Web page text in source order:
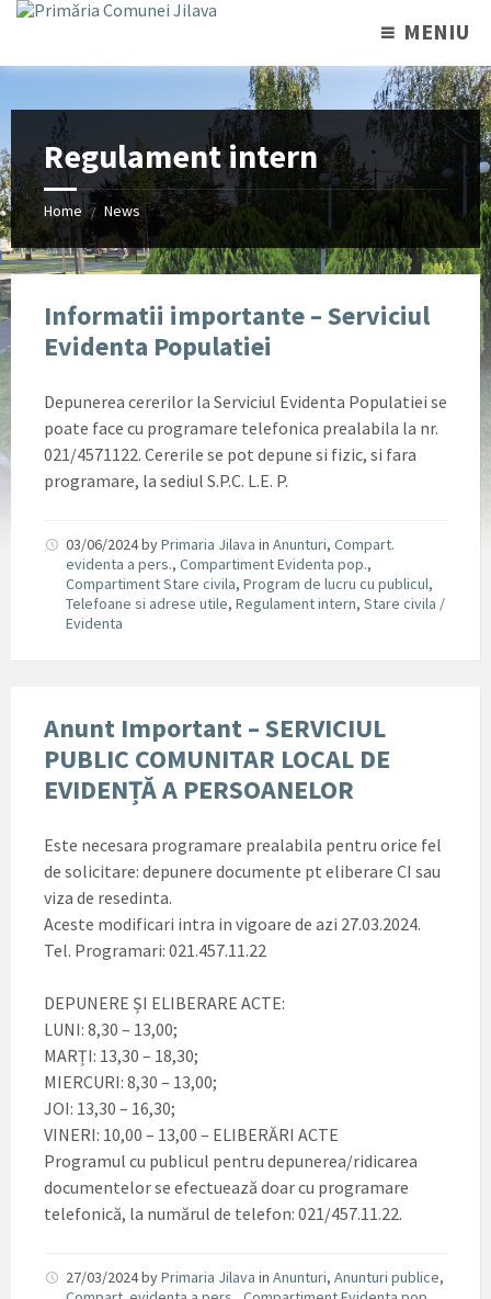
MENIU
Regulament intern
Home / News
Informatii importante – Serviciul
Evidenta Populatiei
Depunerea cererilor la Serviciul Evidenta Populatiei se
poate face cu programare telefonica prealabila la nr.
021/4571122. Cererile se pot depune si fizic, si fara
programare, la sediul S.P.C. L.E. P.
03/06/2024byPrimaria Jilava in Anunturi, Compart.
evidenta a pers., Compartiment Evidenta pop.,
Compartiment Stare civila, Program de lucru cu publicul,
Telefoane si adrese utile, Regulament intern, Stare civila /
Evidenta
Anunt Important – SERVICIUL
PUBLIC COMUNITAR LOCAL DE
EVIDENȚĂ A PERSOANELOR
Este necesara programare prealabila pentru orice fel
de solicitare: depunere documente pt eliberare CI sau
viza de resedinta.
Aceste modificari intra in vigoare de azi 27.03.2024.
Tel. Programari: 021.457.11.22
DEPUNERE ȘI ELIBERARE ACTE:
LUNI: 8,30 – 13,00;
MARȚI: 13,30 – 18,30;
MIERCURI: 8,30 – 13,00;
JOI: 13,30 – 16,30;
VINERI: 10,00 – 13,00 – ELIBERĂRI ACTE
Programul cu publicul pentru depunerea/ridicarea
documentelor se efectuează doar cu programare
telefonică, la numărul de telefon: 021/457.11.22.
27/03/2024byPrimaria Jilava in Anunturi, Anunturi publice,